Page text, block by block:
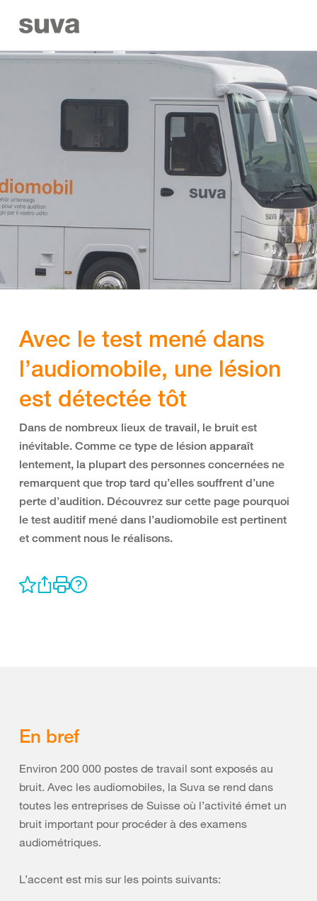
Avec le test mené dans
l’audiomobile, une lésion
est détectée tôt
Dans de nombreux lieux de travail, le bruit est
inévitable. Comme ce type de lésion apparaît
lentement, la plupart des personnes concernées ne
remarquent que trop tard qu’elles souffrent d’une
perte d’audition. Découvrez sur cette page pourquoi
le test auditif mené dans l’audiomobile est pertinent
et comment nous le réalisons.
En bref
Environ 200 000 postes de travail sont exposés au
bruit. Avec les audiomobiles, la Suva se rend dans
toutes les entreprises de Suisse où l’activité émet un
bruit important pour procéder à des examens
audiométriques.
L’accent est mis sur les points suivants: